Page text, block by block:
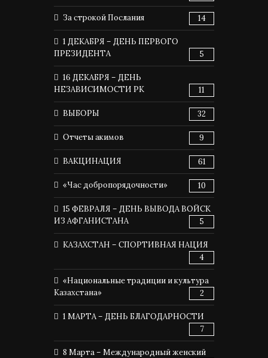
За строкой Послания 14
1 ДЕКАБРЯ – ДЕНЬ ПЕРВОГО
ПРЕЗИДЕНТА
5
16 ДЕКАБРЯ – ДЕНЬ
НЕЗАВИСИМОСТИ РК
11
ВЫБОРЫ 32
Отчеты акимов 9
ВАКЦИНАЦИЯ 61
«Час добропорядочности» 10
15 ФЕВРАЛЯ – ДЕНЬ ВЫВОДА ВОЙСК
ИЗ АФГАНИСТАНА
5
КАЗАХСТАН – СПОРТИВНАЯ НАЦИЯ
4
«Национальные традиции и культура
Казахстана»
2
1 МАРТА – ДЕНЬ БЛАГОДАРНОСТИ
7
8 Марта – Международный женский